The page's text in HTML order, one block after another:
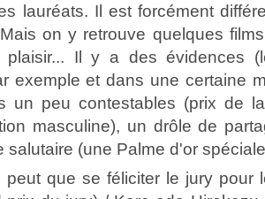
lauréats. Il est forcément
on y retrouve quelques
plaisir... Il y a des évidences
exemple et dans une certaine
un peu contestables (prix de
masculine), un drôle de
salutaire (une Palme d'or
peut que se féliciter le jury pour